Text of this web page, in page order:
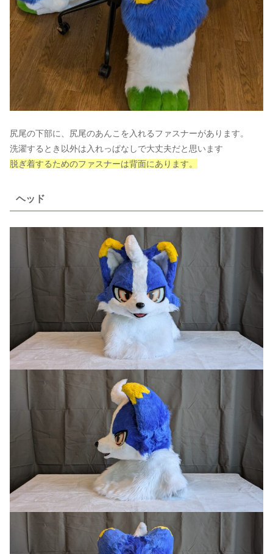
尻尾の下部に、尻尾のあんこを入れるファスナーがあります。
洗濯するとき以外は入れっぱなしで大丈夫だと思います
脱ぎ着するためのファスナーは背面にあります。
ヘッド